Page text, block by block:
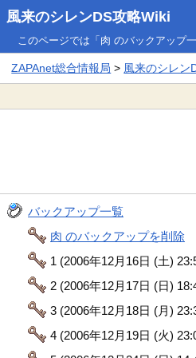
風来のシレンDS攻略Wiki
このページでは「肉 のバックアップ
ZAPAnet総合情報局 > 風来のシレン
バックアップ一覧
肉 のバックアップを削除
1 (2006年12月16日 (土)
2 (2006年12月17日 (日)
3 (2006年12月18日 (月)
4 (2006年12月19日 (火)